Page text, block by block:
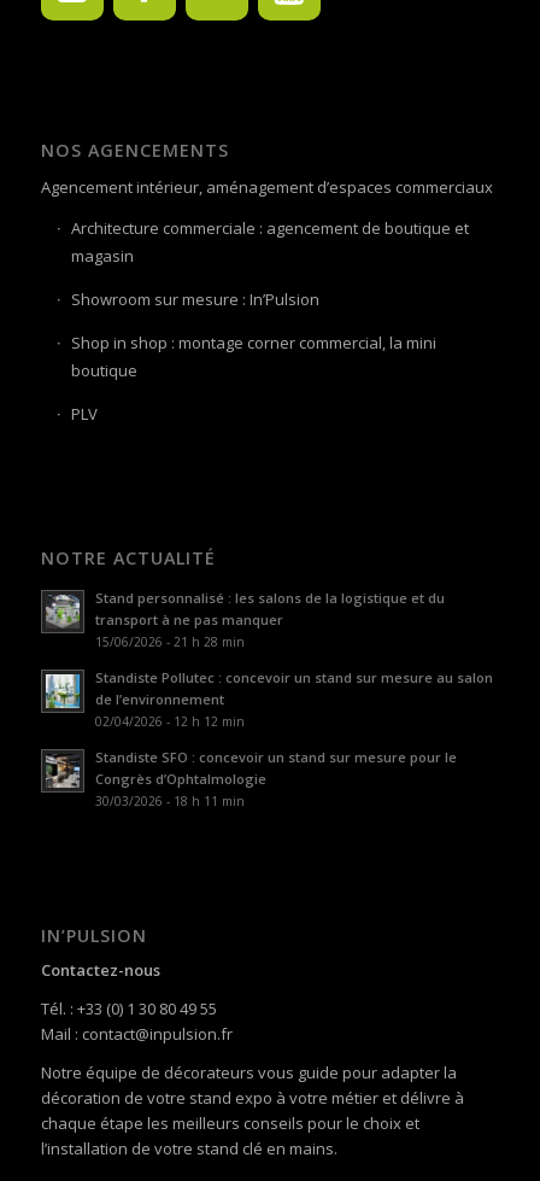
NOS AGENCEMENTS
Agencement intérieur, aménagement d’espaces commerciaux
Architecture commerciale : agencement de boutique et
magasin
Showroom sur mesure : In’Pulsion
Shop in shop : montage corner commercial, la mini
boutique
PLV
NOTRE ACTUALITÉ
Stand personnalisé : les salons de la logistique et du
transport à ne pas manquer
15/06/2026 - 21 h 28 min
Standiste Pollutec : concevoir un stand sur mesure au salon
de l’environnement
02/04/2026 - 12 h 12 min
Standiste SFO : concevoir un stand sur mesure pour le
Congrès d’Ophtalmologie
30/03/2026 - 18 h 11 min
IN’PULSION
Contactez-nous
Tél. : +33 (0) 1 30 80 49 55
Mail : contact@inpulsion.fr
Notre équipe de décorateurs vous guide pour adapter la
décoration de votre stand expo à votre métier et délivre à
chaque étape les meilleurs conseils pour le choix et
l’installation de votre stand clé en mains.